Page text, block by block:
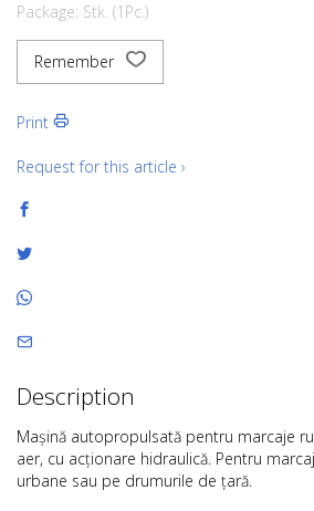
Package: Stk. (1Pc.)
Remember
Print
Request for this article ›
Description
Mașină autopropulsată pentru marcaje
aer, cu acționare hidraulică. Pentru
urbane sau pe drumurile de țară.